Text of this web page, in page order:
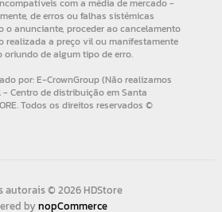
autorais © 2026 HDStore
bynopCommerce